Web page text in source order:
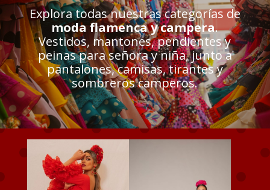
Explora todas nuestras categorías de
moda flamenca y campera.
Vestidos, mantones, pendientes y
peinas para señora y niña, junto a
pantalones, camisas, tirantes y
sombreros camperos.